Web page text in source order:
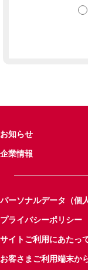
お知らせ
企業情報
パーソナルデータ（個
プライバシーポリシー
サイトご利用にあたっ
お客さまご利用端末か